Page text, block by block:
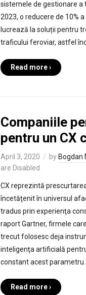
sistemele de gestionare a
2023, o reducere de 10%
lucrează la soluții pentru
traficului feroviar, astfel
Read more ›
Companiile
pentru un CX
April 3, 2020 by Bogdan
are Disabled
CX reprezintă
încetăţenit în universul
tradus prin experienţa
raport Gartner, firmele
trecut folosesc deja
inteligenţa artificială
constant acest
Read more ›